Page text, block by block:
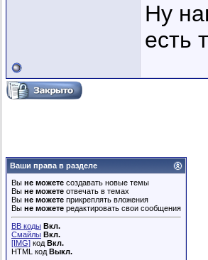
Ну
есть
Ваши права в разделе
Вы не можете создавать новые темы
Вы не можете отвечать в темах
Вы не можете прикреплять вложения
Вы не можете редактировать свои сообщения
BB коды Вкл.
Смайлы Вкл.
[IMG] код Вкл.
HTML код Выкл.